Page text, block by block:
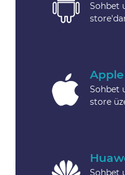
Sohbet
Sohbet
store
Sohbet